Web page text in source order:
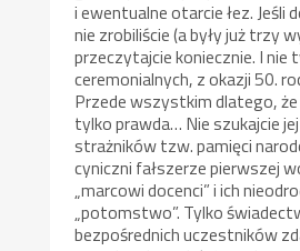
i ewentualne otarcie łez. Jeśli
nie zrobiliście (a były już trzy
przeczytajcie koniecznie. I
ceremonialnych, z okazji 50.
Przede wszystkim dlatego, że
tylko prawda… Nie szukajcie
strażników tzw. pamięci
cyniczni fałszerze pierwszej
„marcowi docenci” i ich
„potomstwo”. Tylko
bezpośrednich uczestników